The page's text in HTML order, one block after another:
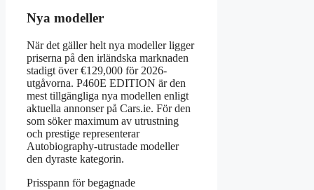
Nya modeller
När det gäller helt nya modeller ligger
priserna på den irländska marknaden
stadigt över €129,000 för 2026-
utgåvorna. P460E EDITION är den
mest tillgängliga nya modellen enligt
aktuella annonser på Cars.ie. För den
som söker maximum av utrustning
och prestige representerar
Autobiography-utrustade modeller
den dyraste kategorin.
Prisspann för begagnade